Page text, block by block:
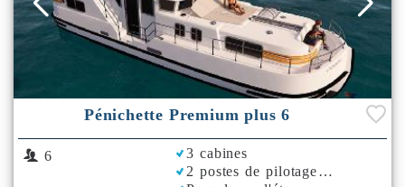
Pénichette Premium plus 6
6
3 cabines
2 postes de pilotage